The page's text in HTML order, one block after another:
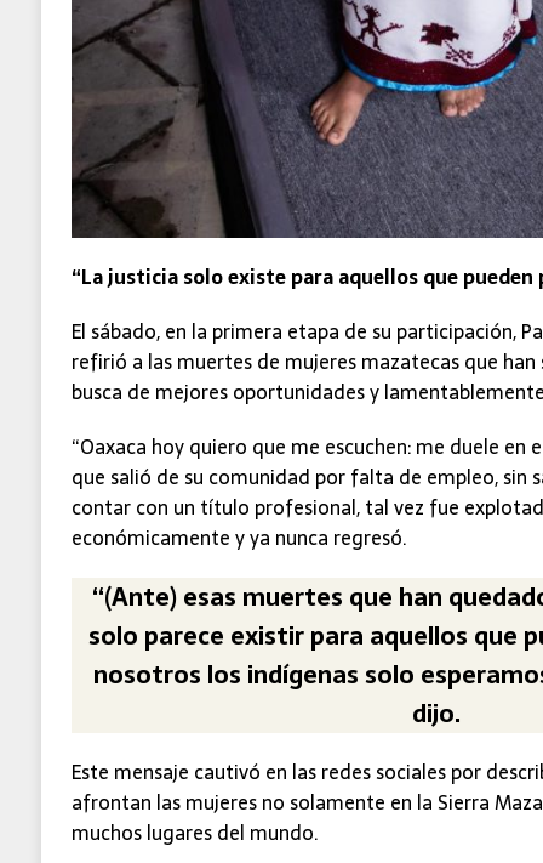
“La justicia solo existe para aquellos que pueden
El sábado, en la primera etapa de su participación,
refirió a las muertes de mujeres mazatecas que
busca de mejores oportunidades y
“Oaxaca hoy quiero que me escuchen: me duele en
que salió de su comunidad por falta de empleo, sin
contar con un título profesional, tal vez fue
económicamente y ya nunca regresó.
“(Ante) esas muertes que han
solo parece existir para aquellos que
nosotros los indígenas solo
dijo.
Este mensaje cautivó en las redes sociales por
afrontan las mujeres no solamente en la Sierra
muchos lugares del mundo.